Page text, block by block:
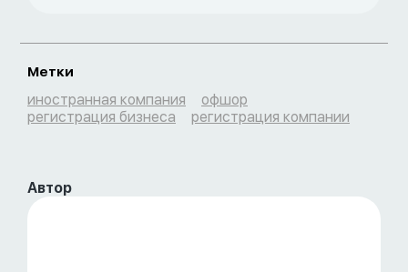
Метки
иностранная компания
офшор
регистрация бизнеса
регистрация компании
Автор